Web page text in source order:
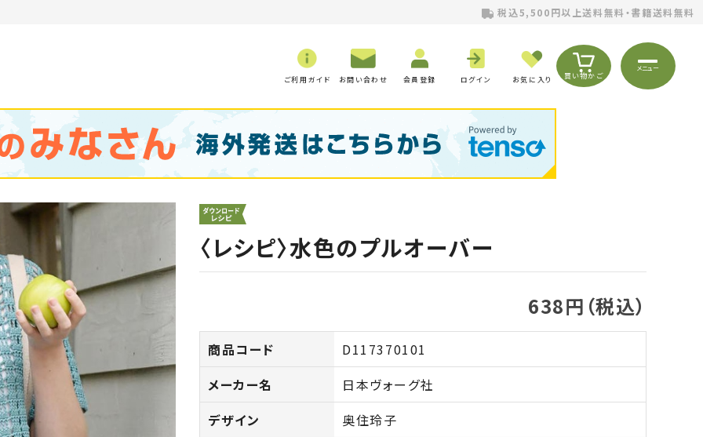
税込5,500円以上送料無料・書籍送料無料
ご利用ガイド お問い合わせ 会員登録 ログイン お気に入り 買い物かご
メニュー
〈レシピ〉水色のプルオーバー
638円（税込）
商品コード
D117370101
メーカー名
日本ヴォーグ社
デザイン
奥住玲子